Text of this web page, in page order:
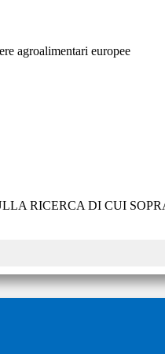
agroalimentari europee
RICERCA DI CUI